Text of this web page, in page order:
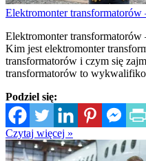
Elektromonter
Elektromonter
Kim jest elektromonter
transformatorów i czym się
transformatorów to
Podziel się:
Czytaj więcej »